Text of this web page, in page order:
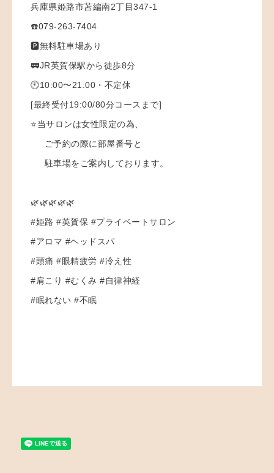
兵庫県姫路市苫編南2丁目347-1
☎️079-263-7404
🅿️無料駐車場あり
🚃JR英賀保駅から徒歩8分
🕙10:00〜21:00・不定休
[最終受付19:00/80分コースまで]
⭐️当サロンは女性限定の為、
ご予約の際に部屋番号と
駐車場をご案内しております。
🌿🌿🌿🌿🌿
#姫路 #英賀保 #プライベートサロン
#アロマ #ヘッドスパ
#頭痛 #眼精疲労 #冷え性
#肩こり #むくみ #自律神経
#眠れない #不眠